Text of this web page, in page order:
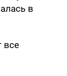
в
все